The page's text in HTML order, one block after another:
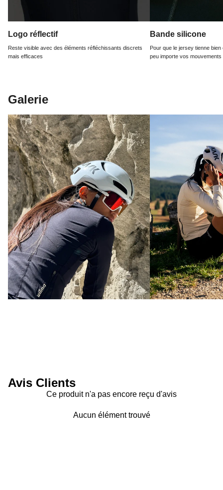
Logo réflectif
Reste visible avec des éléments réfléchissants discrets
mais efficaces
Bande silicone
Pour que le jersey tienne
peu importe vos mouvements
Galerie
Avis Clients
Ce produit n'a pas encore reçu d'avis
Aucun élément trouvé